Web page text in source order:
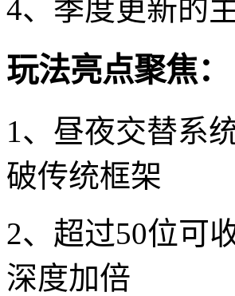
4、季度更新的
玩法亮点聚焦：
1、昼夜交替系
破传统框架
2、超过50位可
深度加倍